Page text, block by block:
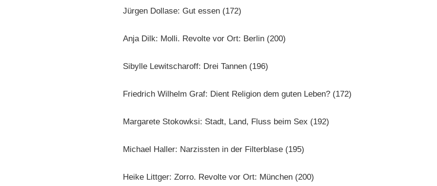
Jürgen Dollase: Gut essen (172)
Anja Dilk: Molli. Revolte vor Ort: Berlin (200)
Sibylle Lewitscharoff: Drei Tannen (196)
Friedrich Wilhelm Graf: Dient Religion dem guten Leben? (172)
Margarete Stokowksi: Stadt, Land, Fluss beim Sex (192)
Michael Haller: Narzissten in der Filterblase (195)
Heike Littger: Zorro. Revolte vor Ort: München (200)